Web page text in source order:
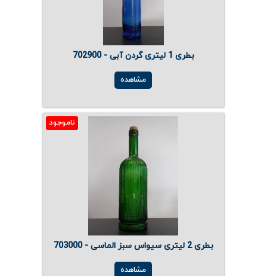
بطری 1 لیتری گردن آبی - 702900
مشاهده
ناموجود
بطری 2 لیتری سیواس سبز الماسی - 703000
مشاهده